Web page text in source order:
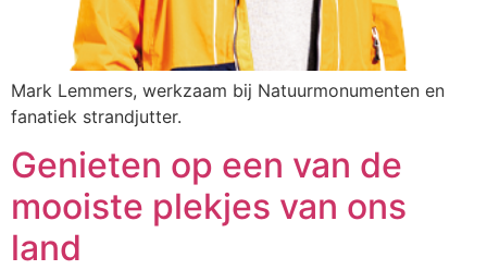
Mark Lemmers, werkzaam bij Natuurmonumenten en
fanatiek strandjutter.
Genieten op een van de
mooiste plekjes van ons
land